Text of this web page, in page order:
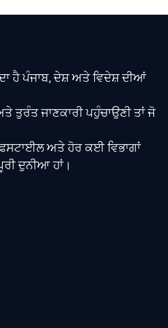
ਹੈ ਪੰਜਾਬ, ਦੇਸ਼ ਅਤੇ ਵਿਦੇਸ਼ ਦੀਆਂ
ਤੁਰੰਤ ਜਾਣਕਾਰੀ ਪਹੁੰਚਾਉਣੀ ਤਾਂ ਜੋ
ਅਤੇ ਹੋਰ ਕਈ ਵਿਭਾਗਾਂ
ਦੁਨੀਆ ਹਾਂ।